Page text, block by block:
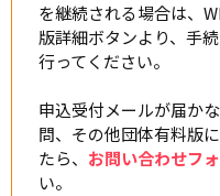
を継続される場合は、
版詳細ボタンより、手
行ってください。
申込受付メールが届か
問、その他団体有料版
たら、 お問い合わせフ
い。